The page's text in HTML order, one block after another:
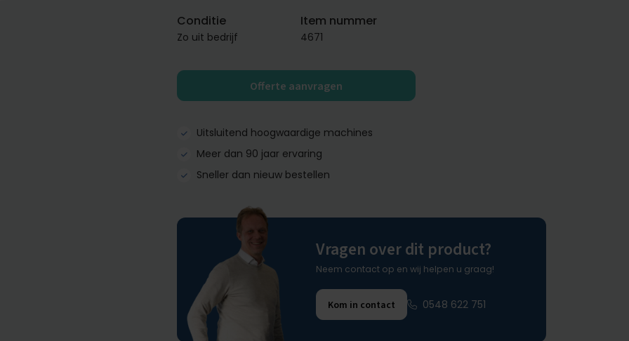
Conditie
Zo uit bedrijf
Item nummer
4671
Offerte aanvragen
Uitsluitend hoogwaardige machines
Meer dan 90 jaar ervaring
Sneller dan nieuw bestellen
Vragen over dit product?
Neem contact op en wij helpen u graag!
Kom in contact 0548 622 751